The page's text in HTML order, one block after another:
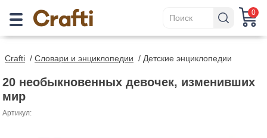
0
Crafti / Cловари и энциклопедии / Детские энциклопедии
20 необыкновенных девочек, изменивших
мир
Артикул: